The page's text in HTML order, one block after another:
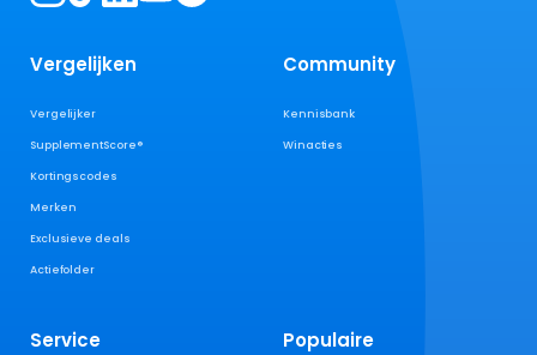
Vergelijken
Vergelijker
SupplementScore®
Kortingscodes
Merken
Exclusieve deals
Actiefolder
Community
Kennisbank
Winacties
Service
Populaire